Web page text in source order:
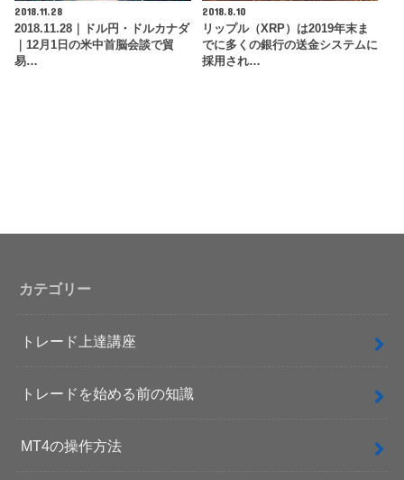
2018.11.28
2018.11.28｜ドル円・ドルカナダ
｜12月1日の米中首脳会談で貿
易…
2018.8.10
リップル（XRP）は2019年末ま
でに多くの銀行の送金システムに
採用され…
カテゴリー
トレード上達講座
トレードを始める前の知識
MT4の操作方法